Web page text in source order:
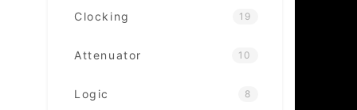
Clocking 19
Attenuator 10
Logic 8